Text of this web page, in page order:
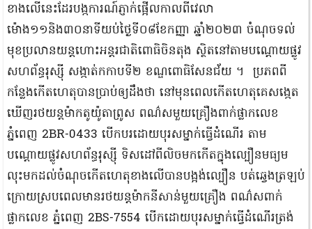
ខាងលើនេះដែរបង្កការណ៍ភ្ញាក់ផ្អើលកាលពីវេលា
ម៉ោង១១និង៣០នាទីយប់ថ្ងៃទី០៨ខែកញ្ញា ឆ្នាំ២០២៣ ចំណុចទល់
មុខប្រលានយន្តហោះអន្តរជាតិពោធិចិនតុង ស្ថិតនៅតាមបណ្តោយផ្លូវ
សហព័ន្ធរុស្ស៊ី សង្កាត់កកាបទី២ ខណ្ឌពោធិសែនជ័យ ។ ប្រភពពី
កន្លែងកើតហេតុបានប្រាប់ឲ្យដឹងថា នៅមុនពេលកើតហេតុគេសង្កេត
ឃើញរថយន្តម៉ាកតូយ៉ូតាព្រូស ពណ៌សមួយគ្រឿងពាក់ផ្លាកលេខ
ភ្នំពេញ 2BR-0433 បើកបរដោយបុរសម្នាក់ធ្វើដំណើរ តាម
បណ្តោយផ្លូវសហព័ន្ធរុស្ស៊ី ទិសដៅពីលិចមកកើតក្នុងល្បឿនមធ្យម
លុះមកដល់ចំណុចកើតហេតុខាងលើបានបង្អង់ល្បឿន បត់ឆ្វេងត្រឡប់
ក្រោយស្របពេលមានរថយន្តម៉ាកនីសាន់មួយគ្រឿង ពណ៌សពាក់
ផ្លាកលេខ ភ្នំពេញ 2BS-7554 បើកដោយបុរសម្នាក់ធ្វើដំណើរត្រង់